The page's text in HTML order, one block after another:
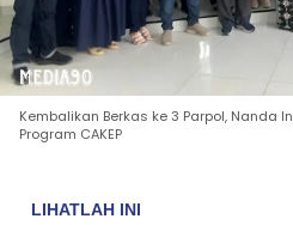
Kembalikan Berkas ke 3 Parpol, Nanda
Program CAKEP